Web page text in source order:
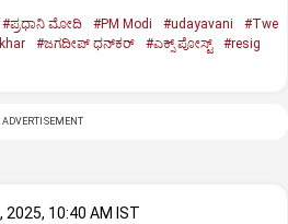
#ಪ್ರಧಾನಿ ಮೋದಿ #PM Modi #udayavani
#Twe
#ಜಗದೀಪ್‌ ಧನ್‌ಕರ್‌ #ಎಕ್ಸ್‌ ಪೋಸ್ಟ್
#resig
ADVERTISEMENT
2025, 10:40 AM IST